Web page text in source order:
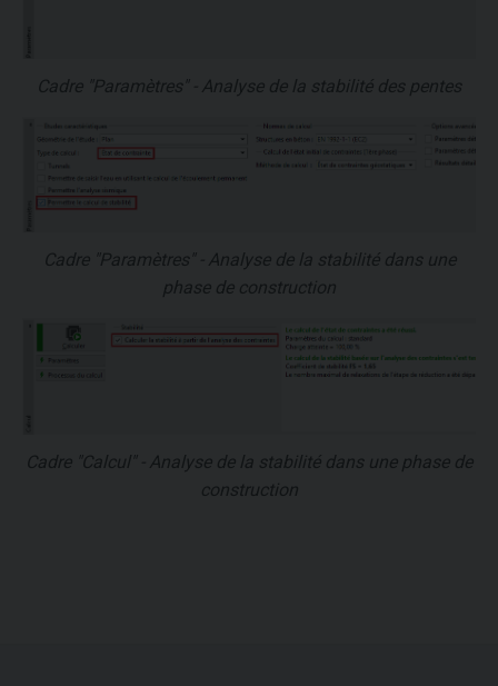
Cadre "Paramètres" - Analyse de la stabilité des pentes
Cadre "Paramètres" - Analyse de la stabilité dans une
phase de construction
Cadre "Calcul" - Analyse de la stabilité dans une phase de
construction